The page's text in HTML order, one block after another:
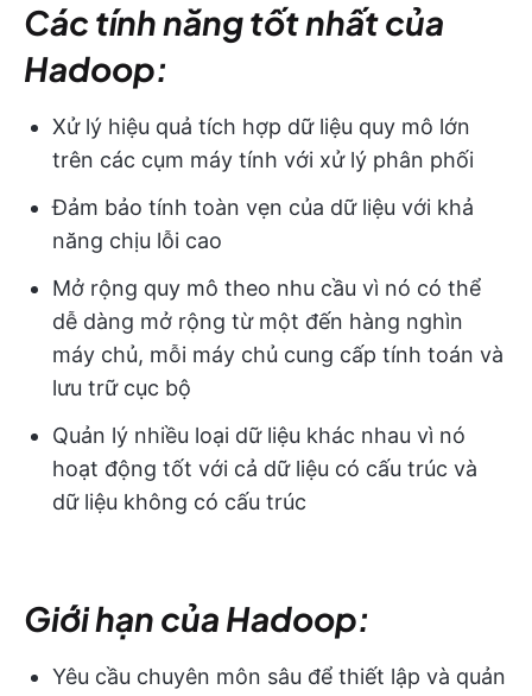
Các tính năng tốt nhất của
Hadoop:
Xử lý hiệu quả tích hợp dữ liệu quy mô lớn
trên các cụm máy tính với xử lý phân phối
Đảm bảo tính toàn vẹn của dữ liệu với khả
năng chịu lỗi cao
Mở rộng quy mô theo nhu cầu vì nó có thể
dễ dàng mở rộng từ một đến hàng nghìn
máy chủ, mỗi máy chủ cung cấp tính toán và
lưu trữ cục bộ
Quản lý nhiều loại dữ liệu khác nhau vì nó
hoạt động tốt với cả dữ liệu có cấu trúc và
dữ liệu không có cấu trúc
Giới hạn của Hadoop:
Yêu cầu chuyên môn sâu để thiết lập và quản